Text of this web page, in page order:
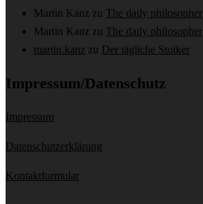
Martin Kanz zu The daily philosopher
Martin Kanz zu The daily philosopher
martin.kanz zu Der tägliche Stoiker
Impressum/Datenschutz
Impressum
Datenschutzerklärung
Kontaktformular